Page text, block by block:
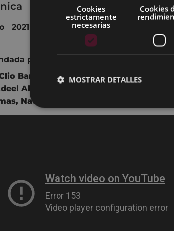
2021 95 min.
para menores de 12 años.
Barnard.
Akhtar
, Natalie Gavin.
Cookies
estrictamente
necesarias
Cookies
MOSTRAR DETALLES